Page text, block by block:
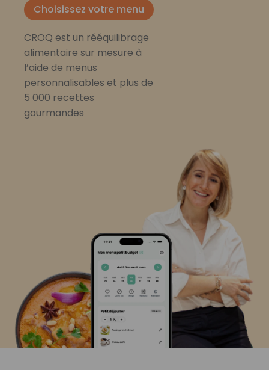
Choisissez votre menu
CROQ est un rééquilibrage
alimentaire sur mesure à
l’aide de menus
personnalisables et plus de
5 000 recettes
gourmandes